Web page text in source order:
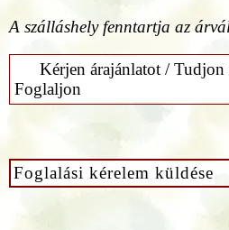
A szálláshely fenntartja az
Kérjen árajánlatot /
Foglaljon
Foglalási kérelem küldése